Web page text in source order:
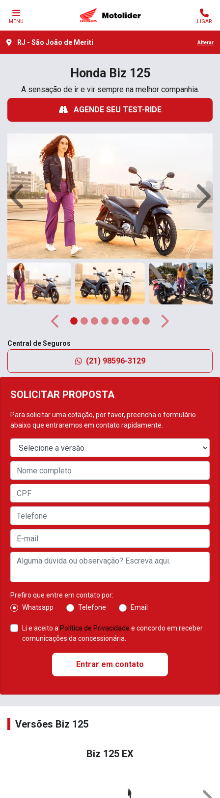
MENU LIGAR
RJ - São João de Meriti Alterar
HondaBiz 125
A sensação de ir e vir sempre na melhor companhia.
AGENDE SEU TEST-RIDE
SOLICITAR PROPOSTA
Para solicitar uma cotação, por favor, preencha o formulário
abaixo que entraremos em contato rapidamente.
Prefiro que entre em contato por:
Whatsapp
Telefone Email
Li e aceito a Política de Privacidade e concordo em receber
comunicações da concessionária.
Entrar em contato
Anterior
Anterior Próximo
Central de Seguros
(21) 98596-3129
Versões Biz 125
Biz 125 EX